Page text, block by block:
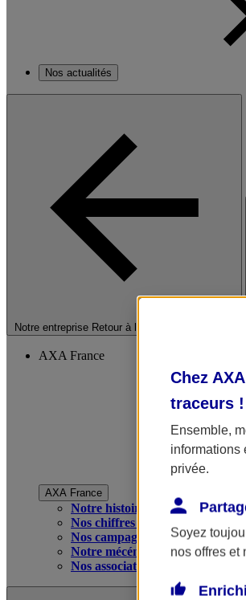
Nos actualités
Notre entreprise Retour à la section précédente
AXA France
AXA France
Notre histoire
Nos chiffres clés
Nos campagnes publicitaires
Notre mécénat
Nos associations
Chez
traceurs !
Ensemble,
informations
privée.
Soyez
nos offres et